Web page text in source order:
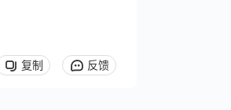
复制 反馈